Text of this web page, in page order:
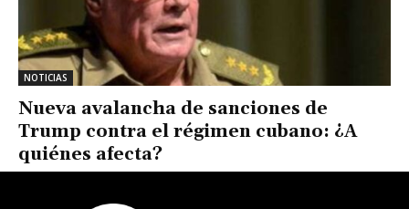
NOTICIAS
Nueva avalancha de sanciones de
Trump contra el régimen cubano: ¿A
quiénes afecta?